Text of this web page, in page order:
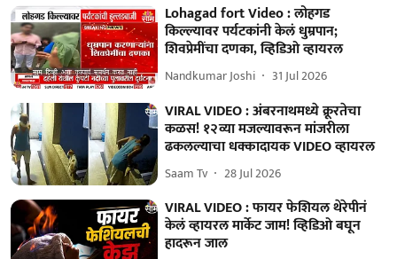
Lohagad fort Video : लोहगड
किल्ल्यावर पर्यटकांनी केलं धुम्रपान;
शिवप्रेमींचा दणका, व्हिडिओ व्हायरल
Nandkumar Joshi 31 Jul 2026
VIRAL VIDEO : अंबरनाथमध्ये क्रूरतेचा
कळस! १२व्या मजल्यावरून मांजरीला
ढकलल्याचा धक्कादायक VIDEO व्हायरल
Saam Tv 28 Jul 2026
VIRAL VIDEO : फायर फेशियल थेरेपीनं
केलं व्हायरल मार्केट जाम! व्हिडिओ बघून
हादरून जाल